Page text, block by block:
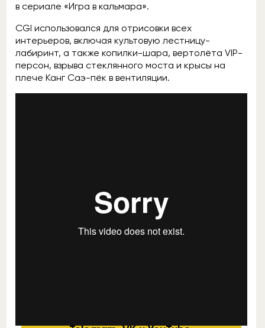
в сериале «Игра в кальмара».
CGI использовался для отрисовки всех
интерьеров, включая культовую лестницу-
лабиринт, а также копилки-шара, вертолёта VIP-
персон, взрыва стеклянного моста и крысы на
плече Канг Саэ-пёк в вентиляции.